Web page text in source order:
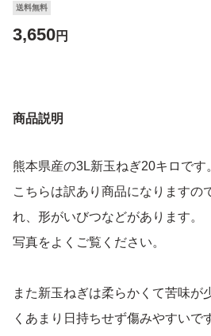
送料無料
3,650円
商品説明
熊本県産の3L新玉ねぎ20キロです
こちらは訳あり商品になりますの
れ、形がいびつなどがあります。
写真をよくご覧ください。
また新玉ねぎは柔らかくて苦味が
くあまり日持ちせず傷みやすいで